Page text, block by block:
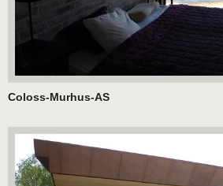
Coloss-Murhus-AS